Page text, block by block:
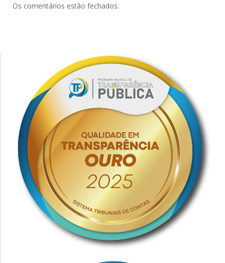
Os comentários estão fechados.